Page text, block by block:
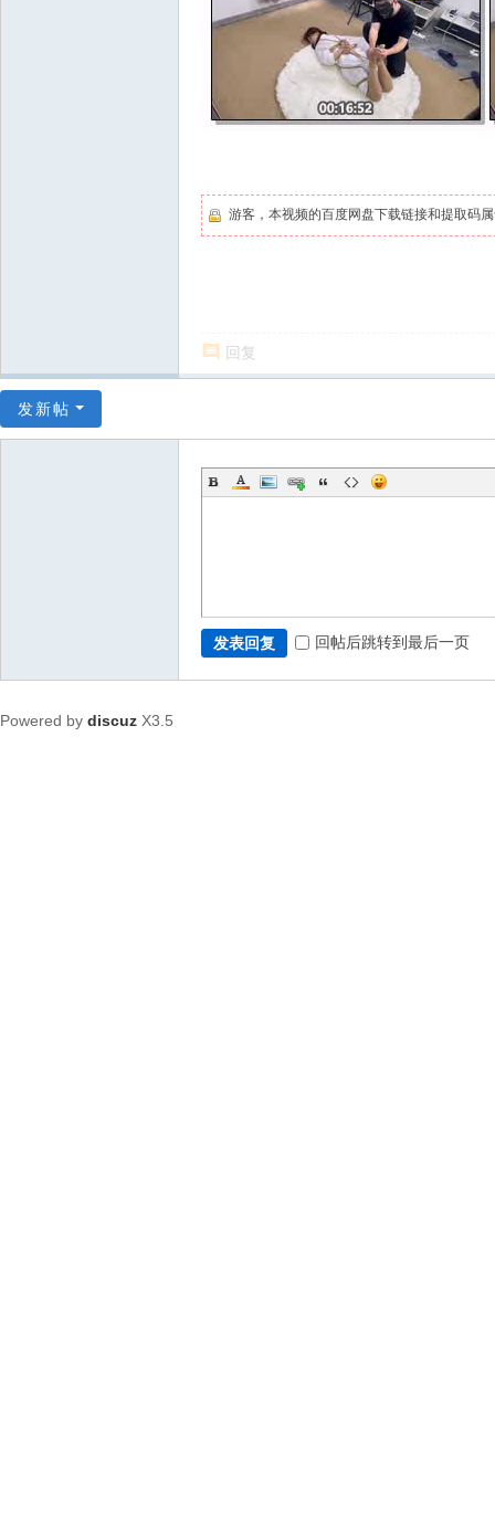
游客，本视频的百度网盘下载链接和提取码
回复
发新帖
发表回复 回帖后跳转到最后一页
Powered by discuz X3.5